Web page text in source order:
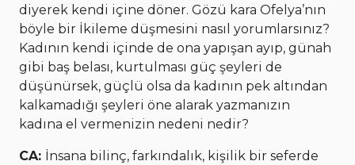
diyerek kendi içine döner. Gözü kara Ofelya’nın
böyle bir İkileme düşmesini nasıl yorumlarsınız?
Kadının kendi içinde de ona yapışan ayıp, günah
gibi baş belası, kurtulması güç şeyleri de
düşünürsek, güçlü olsa da kadının pek altından
kalkamadığı şeyleri öne alarak yazmanızın
kadına el vermenizin nedeni nedir?
CA: İnsana bilinç, farkındalık, kişilik bir seferde